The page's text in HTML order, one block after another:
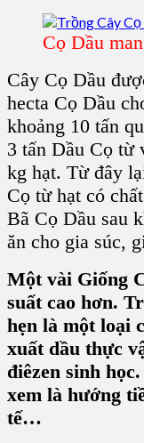
Cọ Dầu
Cây Cọ Dầu
hecta Cọ Dầu
khoảng 10 tấn
3 tấn Dầu Cọ từ
kg hạt. Từ đây
Cọ từ hạt có
Bã Cọ Dầu sau
ăn cho gia súc,
Một vài Giống
suất cao hơn.
hẹn là một loại
xuất dầu thực
điêzen sinh
xem là hướng
tế…